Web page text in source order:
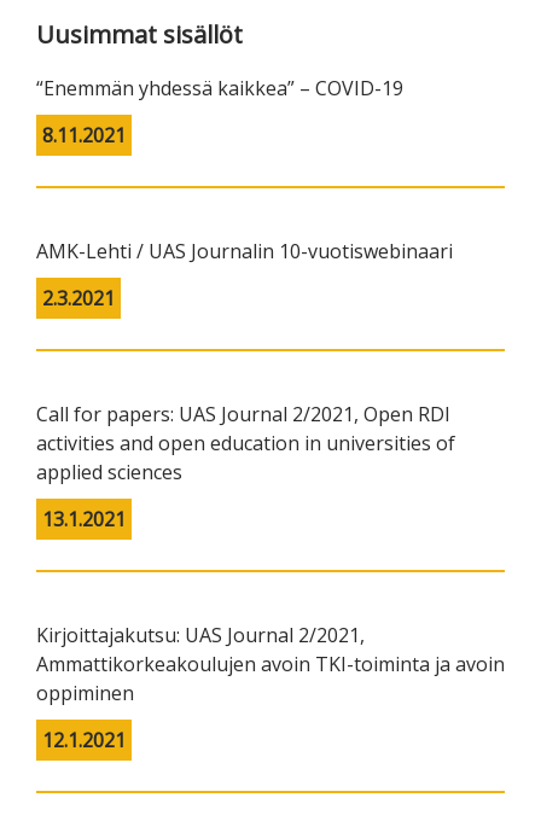
Uusimmat sisällöt
“Enemmän yhdessä kaikkea” – COVID-19
8.11.2021
AMK-Lehti / UAS Journalin 10-vuotiswebinaari
2.3.2021
Call for papers: UAS Journal 2/2021, Open RDI
activities and open education in universities of
applied sciences
13.1.2021
Kirjoittajakutsu: UAS Journal 2/2021,
Ammattikorkeakoulujen avoin TKI-toiminta ja avoin
oppiminen
12.1.2021